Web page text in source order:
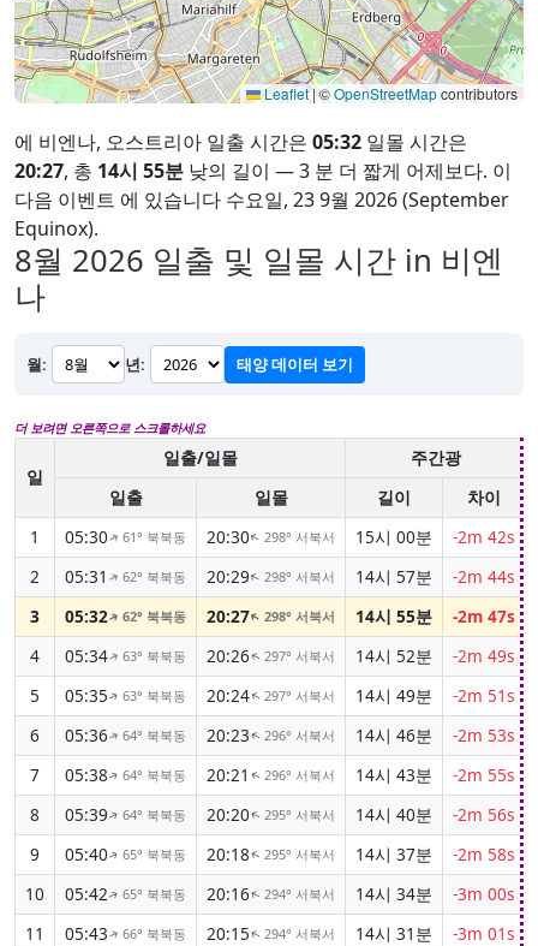
Leaflet|©OpenStreetMapcontributors
에 비엔나, 오스트리아 일출 시간은 05:32 일몰 시간은
20:27, 총 14시 55분 낮의 길이 — 3 분 더 짧게 어제보다. 이
다음 이벤트 에 있습니다 수요일, 23 9월 2026 (September
Equinox).
8월 2026 일출 및 일몰 시간 in 비엔
나
월: 년: 태양 데이터 보기
더 보려면 오른쪽으로 스크롤하세요
일
일출/일몰 주간광
일출
일몰 길이
차이
1
05:30↑61° 북북동 20:30↑298° 서북서 15시 00분 -2m 42s
2
05:31 ↑62° 북북동 20:29↑298° 서북서 14시 57분 -2m 44s
3
05:32↑62° 북북동 20:27↑298° 서북서 14시 55분 -2m 47s
4
05:34↑63° 북북동 20:26↑297° 서북서 14시 52분 -2m 49s
5
05:35↑63° 북북동 20:24↑297° 서북서 14시 49분 -2m 51s
6
05:36↑64° 북북동 20:23↑296° 서북서 14시 46분 -2m 53s
7
05:38↑64° 북북동 20:21 ↑296° 서북서 14시 43분 -2m 55s
8
05:39↑64° 북북동 20:20↑295° 서북서 14시 40분 -2m 56s
9
05:40↑65° 북북동 20:18↑295° 서북서 14시 37분 -2m 58s
10
05:42↑65° 북북동 20:16↑294° 서북서 14시 34분 -3m 00s
11
05:43↑66° 북북동 20:15↑294° 서북서 14시 31분 -3m 01s